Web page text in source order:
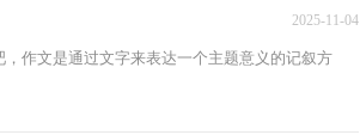
2025-11-04
作文是通过文字来表达一个主题意义的记叙方